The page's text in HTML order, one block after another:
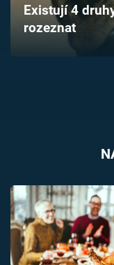
Sledujte prima+
Existují 4
rozeznat